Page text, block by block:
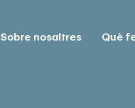
Sobre nosaltres Què